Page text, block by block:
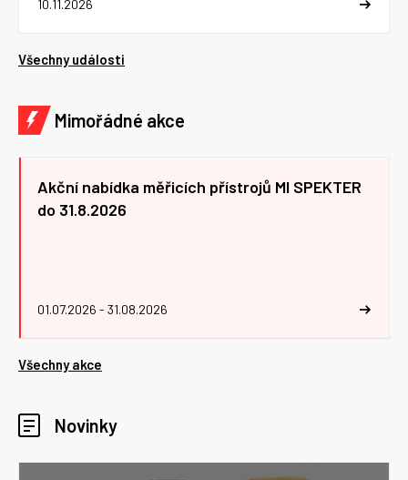
10.11.2026
Všechny události
Mimořádné akce
Akční nabídka měřicích přístrojů MI SPEKTER
do 31.8.2026
01.07.2026 - 31.08.2026
Všechny akce
Novinky